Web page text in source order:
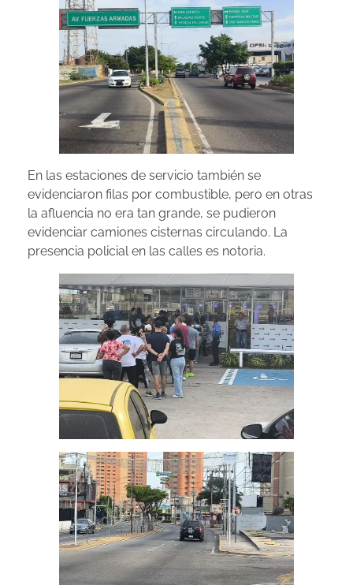
En las estaciones de servicio también se
evidenciaron filas por combustible, pero en otras
la afluencia no era tan grande, se pudieron
evidenciar camiones cisternas circulando. La
presencia policial en las calles es notoria.